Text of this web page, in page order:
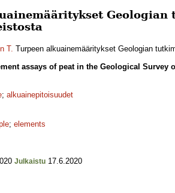
T. Turpeen alkuainemääritykset Geologian
assays of peat in the Geological Survey
; alkuainepitoisuudet
; elements
Julkaistu 17.6.2020